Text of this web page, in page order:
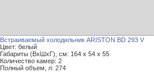
Встраиваемый холодильник ARISTON BD 293 V
Цвет: белый
Габариты (ВxШxГ), см: 164 x 54 x 55
Количество камер: 2
Полный объем, л: 274